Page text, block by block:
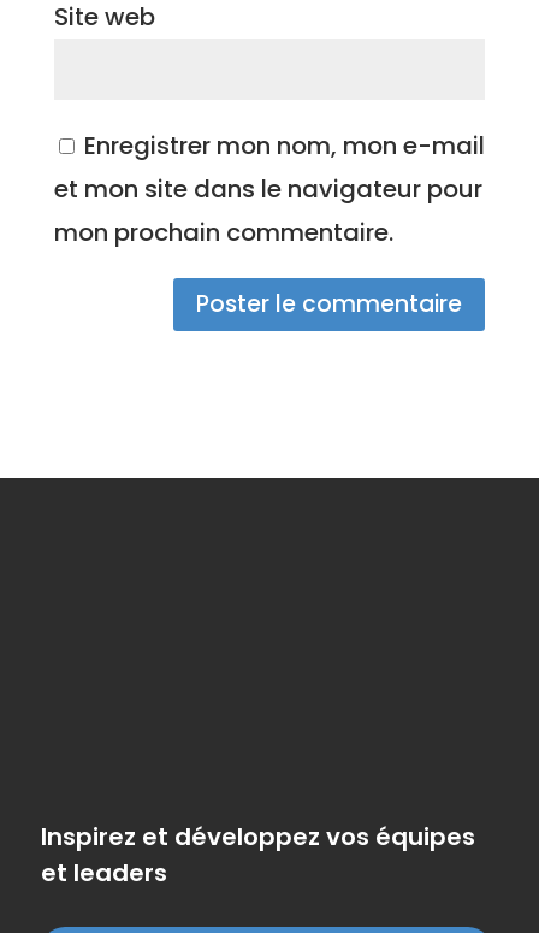
Site web
Enregistrer mon nom, mon e-mail
et mon site dans le navigateur pour
mon prochain commentaire.
Inspirez et développez vos équipes
et leaders